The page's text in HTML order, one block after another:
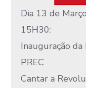
Dia 13 de Março
15H30:
Inauguração da
PREC
Cantar a